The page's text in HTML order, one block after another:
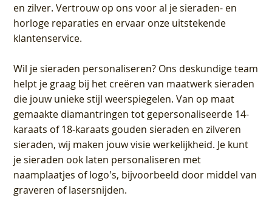
en zilver. Vertrouw op ons voor al je sieraden- en
horloge reparaties en ervaar onze uitstekende
klantenservice.
Wil je sieraden personaliseren? Ons deskundige team
helpt je graag bij het creëren van maatwerk sieraden
die jouw unieke stijl weerspiegelen. Van op maat
gemaakte diamantringen tot gepersonaliseerde 14-
karaats of 18-karaats gouden sieraden en zilveren
sieraden, wij maken jouw visie werkelijkheid. Je kunt
je sieraden ook laten personaliseren met
naamplaatjes of logo's, bijvoorbeeld door middel van
graveren of lasersnijden.